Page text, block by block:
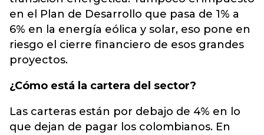
en el Plan de Desarrollo que pasa de 1% a
6% en la energía eólica y solar, eso pone en
riesgo el cierre financiero de esos grandes
proyectos.
¿Cómo está la cartera del sector?
Las carteras están por debajo de 4% en lo
que dejan de pagar los colombianos. En